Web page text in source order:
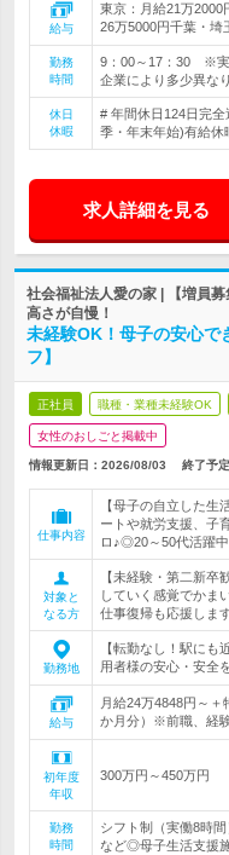
給与
東京：月給21万2000
26万5000円千葉・埼
勤務
時間
9：00～17：30 ※実
企業により多少異な
休日
休暇
# 年間休日124日完
季・年末年始)有給休
求人詳細を見る
社会福祉法人愛の家 | 【増員
高さが自慢！
未経験OK！母子の安心で
フ】
正社員 職種・業種未経験OK
女性のおしごと掲載中
情報更新日：2026/08/03 終了予定
仕事内容
【母子の自立した生
ートや就労支援、子
ロ♪◎20～50代活躍中
対象と
なる方
【未経験・第二新
していく感覚でかま
仕事復帰も応援しま
勤務地
【転勤なし！駅に
用者様の安心・安全
給与
月給24万4848円～
か月分）※前職、経
初年度
年収
300万円～450万円
勤務
時間
シフト制（実働8時
など◎母子生活支援